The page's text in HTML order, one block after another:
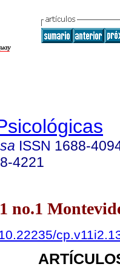
ISSN 1688-
4221
no.1